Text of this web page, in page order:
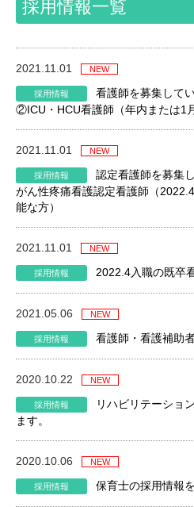
採用情報一覧
2021.11.01
看護師を募集して
②ICU・HCU看護師（年内または1
2021.11.01
認定看護師を募集
がん性疼痛看護認定看護師（
能な方）
2021.11.01
2022.4入職の既卒
2021.05.06
看護師・看護補助
2020.10.22
リハビリテーショ
ます。
2020.10.06
保育士の採用情報